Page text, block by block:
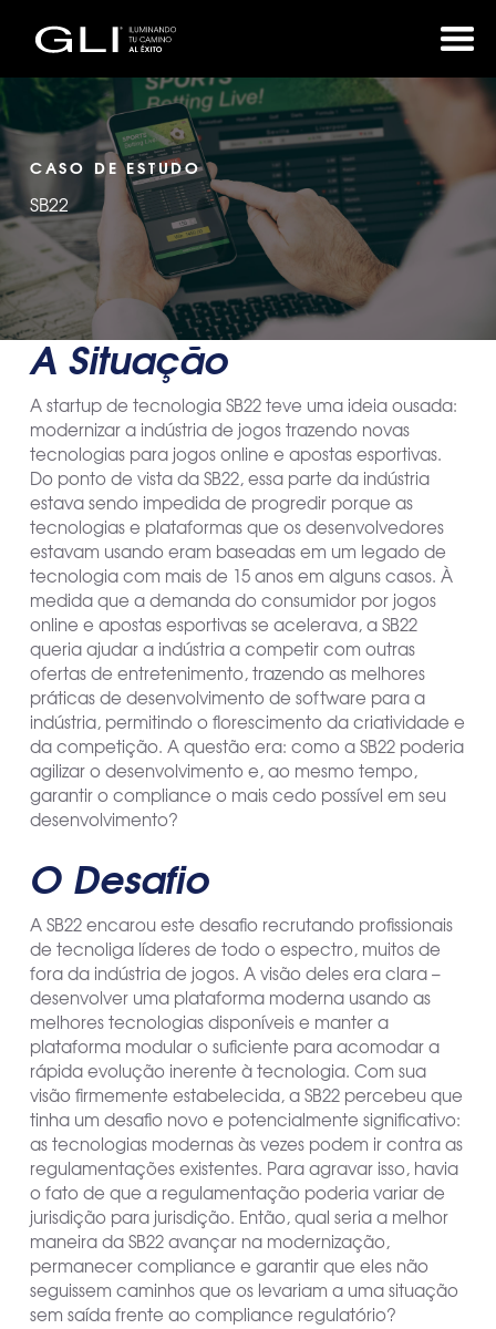
CASO DE ESTUDO
SB22
A Situação
A startup de tecnologia SB22 teve uma ideia ousada:
modernizar a indústria de jogos trazendo novas
tecnologias para jogos online e apostas esportivas.
Do ponto de vista da SB22, essa parte da indústria
estava sendo impedida de progredir porque as
tecnologias e plataformas que os desenvolvedores
estavam usando eram baseadas em um legado de
tecnologia com mais de 15 anos em alguns casos. À
medida que a demanda do consumidor por jogos
online e apostas esportivas se acelerava, a SB22
queria ajudar a indústria a competir com outras
ofertas de entretenimento, trazendo as melhores
práticas de desenvolvimento de software para a
indústria, permitindo o florescimento da criatividade e
da competição. A questão era: como a SB22 poderia
agilizar o desenvolvimento e, ao mesmo tempo,
garantir o compliance o mais cedo possível em seu
desenvolvimento?
O Desafio
A SB22 encarou este desafio recrutando profissionais
de tecnoliga líderes de todo o espectro, muitos de
fora da indústria de jogos. A visão deles era clara –
desenvolver uma plataforma moderna usando as
melhores tecnologias disponíveis e manter a
plataforma modular o suficiente para acomodar a
rápida evolução inerente à tecnologia. Com sua
visão firmemente estabelecida, a SB22 percebeu que
tinha um desafio novo e potencialmente significativo:
as tecnologias modernas às vezes podem ir contra as
regulamentações existentes. Para agravar isso, havia
o fato de que a regulamentação poderia variar de
jurisdição para jurisdição. Então, qual seria a melhor
maneira da SB22 avançar na modernização,
permanecer compliance e garantir que eles não
seguissem caminhos que os levariam a uma situação
sem saída frente ao compliance regulatório?